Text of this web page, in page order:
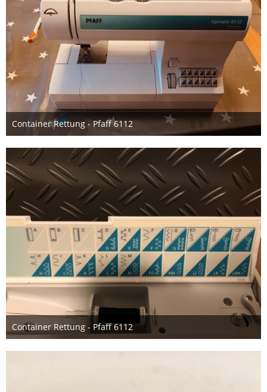
Container Rettung - Pfaff 6112
3. Oktober 2019
Container Rettung - Pfaff 6112
3. Oktober 2019